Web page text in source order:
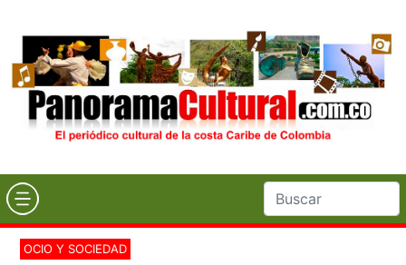
OCIO Y SOCIEDAD